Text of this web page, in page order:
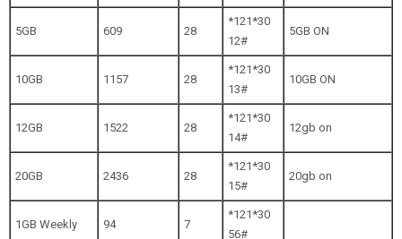
5GB 609 28
*121*30
12#
5GB ON
10GB 1157 28
*121*30
13#
10GB ON
12GB 1522 28
*121*30
14#
12gb on
20GB 2436 28
*121*30
15#
20gb on
1GB Weekly 94 7
*121*30
56#